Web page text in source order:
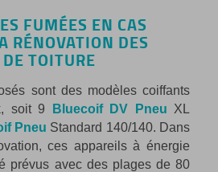
FUMÉES EN CAS
RÉNOVATION DES
TOITURE
sont des modèles coiffants
soit 9
Bluecoif DV Pneu XL
Pneu Standard 140/140. Dans
ces appareils à énergie
prévus avec des plages de 80